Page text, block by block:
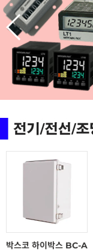
박스코 하이박스 BC-A